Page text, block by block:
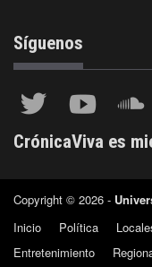
Síguenos
CrónicaViva es
Copyright © 2026 -
Inicio
Política
Entretenimiento